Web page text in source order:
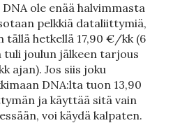
ole enää halvimmasta
pelkkiä dataliittymiä,
tällä hetkellä 17,90 €/kk (6
tuli joulun jälkeen tarjous
ajan). Jos siis joku
DNA:lta tuon 13,90
ja käyttää sitä vain
voi käydä kalpaten.